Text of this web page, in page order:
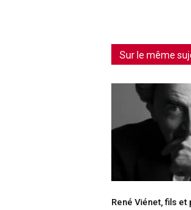
Sur le même
René Viénet, fils et